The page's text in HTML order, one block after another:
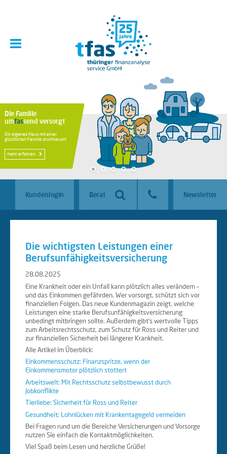
Die Familie
umfassend versorgt
Ein eigenes Haus mit einer
glücklichen Familie drumherum!
mehr erfahren
Kundenlogin Beraterlogin Newsletter
Die wichtigsten Leistungen einer
Berufsunfähigkeitsversicherung
28.08.2025
Eine Krankheit oder ein Unfall kann plötzlich alles verändern –
und das Einkommen gefährden. Wer vorsorgt, schützt sich vor
finanziellen Folgen. Das neue Kundenmagazin zeigt, welche
Leistungen eine starke Berufsunfähigkeitsversicherung
unbedingt mitbringen sollte. Außerdem gibt’s wertvolle Tipps
zum Arbeitsrechtsschutz, zum Schutz für Ross und Reiter und
zur finanziellen Sicherheit bei längerer Krankheit.
Alle Artikel im Überblick:
Einkommensschutz: Finanzspritze, wenn der
Einkommensmotor plötzlich stottert
Arbeitswelt: Mit Rechtsschutz selbstbewusst durch
Jobkonflikte
Tierliebe: Sicherheit für Ross und Reiter
Gesundheit: Lohnlücken mit Krankentagegeld vermeiden
Bei Fragen rund um die Bereiche Versicherungen und Vorsorge
nutzen Sie einfach die Kontaktmöglichkeiten.
Viel Spaß beim Lesen und herzliche Grüße!